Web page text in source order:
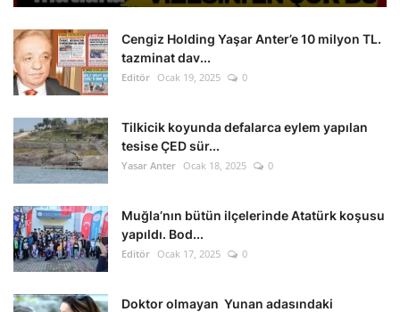
Cengiz Holding Yaşar Anter’e 10 milyon TL.
tazminat dav...
Editör Ocak 19, 2025 0
Tilkicik koyunda defalarca eylem yapılan
tesise ÇED sür...
Yasar Anter Ocak 18, 2025 0
Muğla’nın bütün ilçelerinde Atatürk koşusu
yapıldı. Bod...
Editör Ocak 17, 2025 0
Doktor olmayan Yunan adasındaki